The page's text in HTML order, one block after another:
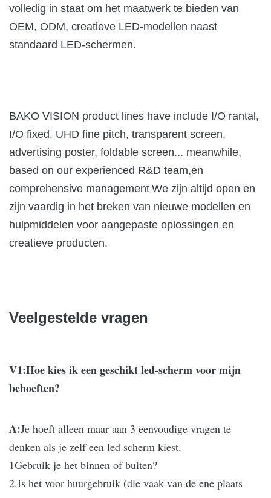
volledig in staat om het maatwerk te bieden van
OEM, ODM, creatieve LED-modellen naast
standaard LED-schermen.
BAKO VISION product lines have include I/O rantal,
I/O fixed, UHD fine pitch, transparent screen,
advertising poster, foldable screen... meanwhile,
based on our experienced R&D team,en
comprehensive management,We zijn altijd open en
zijn vaardig in het breken van nieuwe modellen en
hulpmiddelen voor aangepaste oplossingen en
creatieve producten.
Veelgestelde vragen
V1:Hoe kies ik een geschikt led-scherm voor mijn
behoeften?
A:Je hoeft alleen maar aan 3 eenvoudige vragen te
denken als je zelf een led scherm kiest.
1Gebruik je het binnen of buiten?
2.Is het voor huurgebruik (die vaak van de ene plaats